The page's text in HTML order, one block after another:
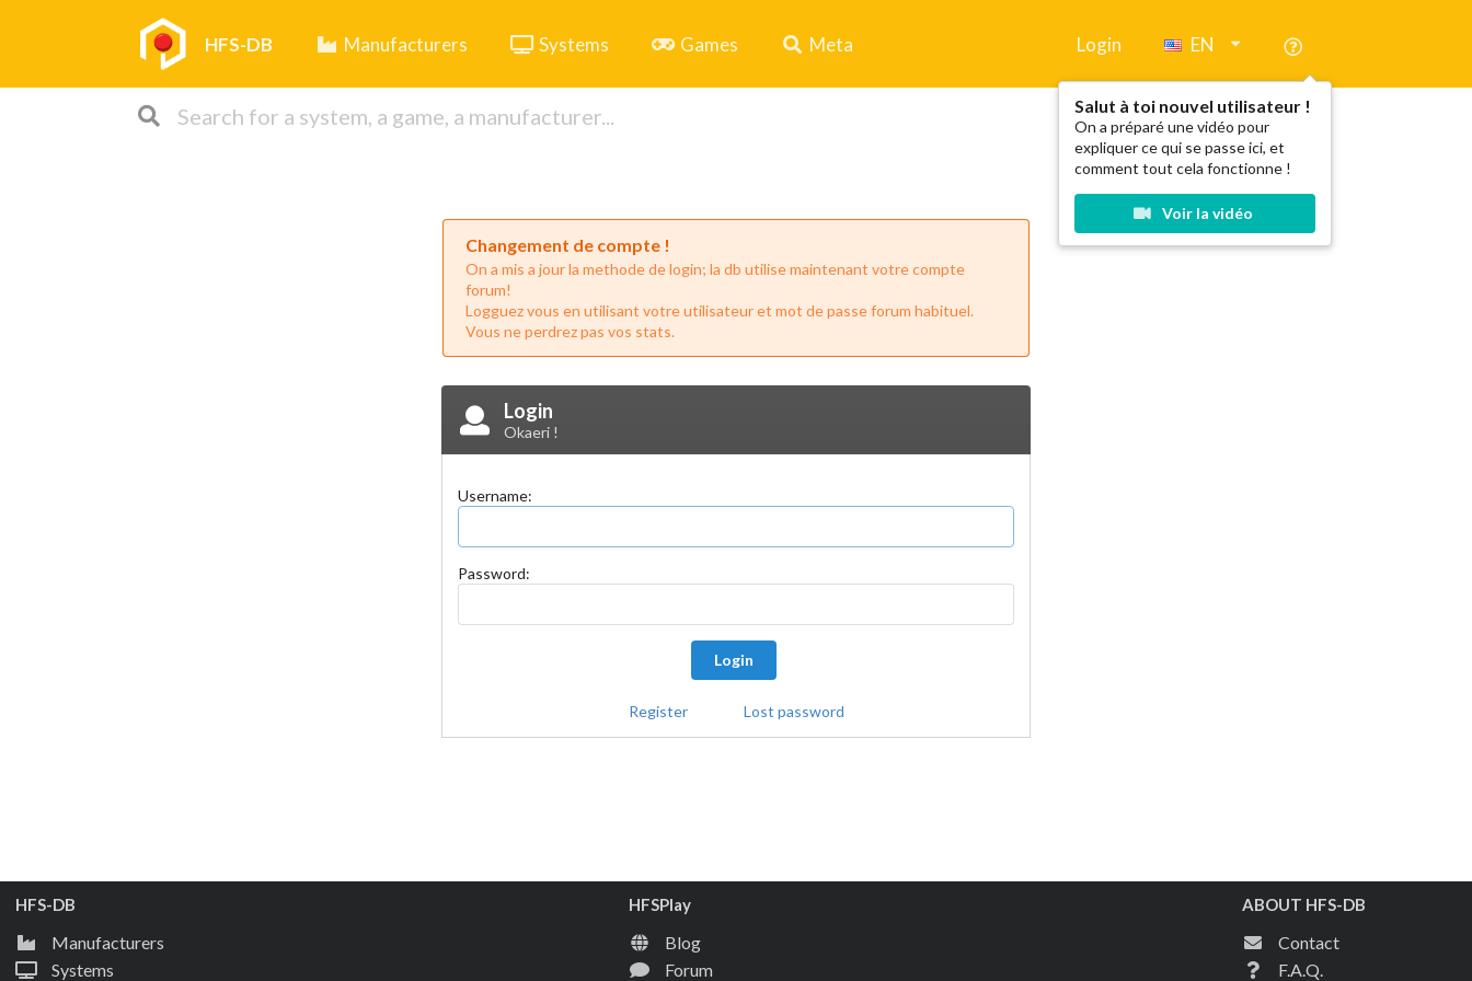
HFS-DB Manufacturers Systems Games Meta Login EN
Salut à toi nouvel utilisateur !
On a préparé une vidéo pour
expliquer ce qui se passe ici, et
comment tout cela fonctionne !
Voir la vidéo
Changement de compte !
On a mis a jour la methode de login; la db utilise maintenant votre compte
forum!
Logguez vous en utilisant votre utilisateur et mot de passe forum habituel.
Vous ne perdrez pas vos stats.
Login
Okaeri !
Username:
Password:
Login
Register Lost password
HFS-DB
Manufacturers
Systems
HFSPlay
Blog
Forum
ABOUT HFS-DB
Contact
F.A.Q.